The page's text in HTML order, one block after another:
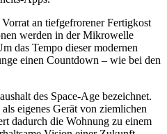
an tiefgefrorener Fertigkost
werden in der Mikrowelle
das Tempo dieser modernen
einen Countdown – wie bei den
des Space-Age bezeichnet.
eigenes Gerät von ziemlichen
dadurch die Wohnung zu einem